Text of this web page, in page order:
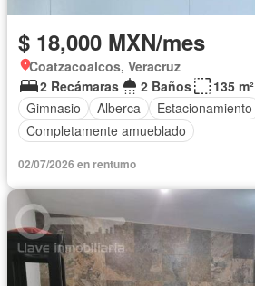
$ 18,000 MXN/mes
Coatzacoalcos, Veracruz
2 Recámaras
2 Baños
135 m²
Gimnasio
Alberca Estacionamiento
Completamente amueblado
02/07/2026 en rentumo